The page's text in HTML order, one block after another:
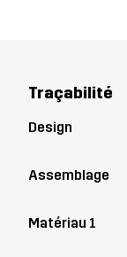
Traçabilité
Design
Assemblage
Matériau 1